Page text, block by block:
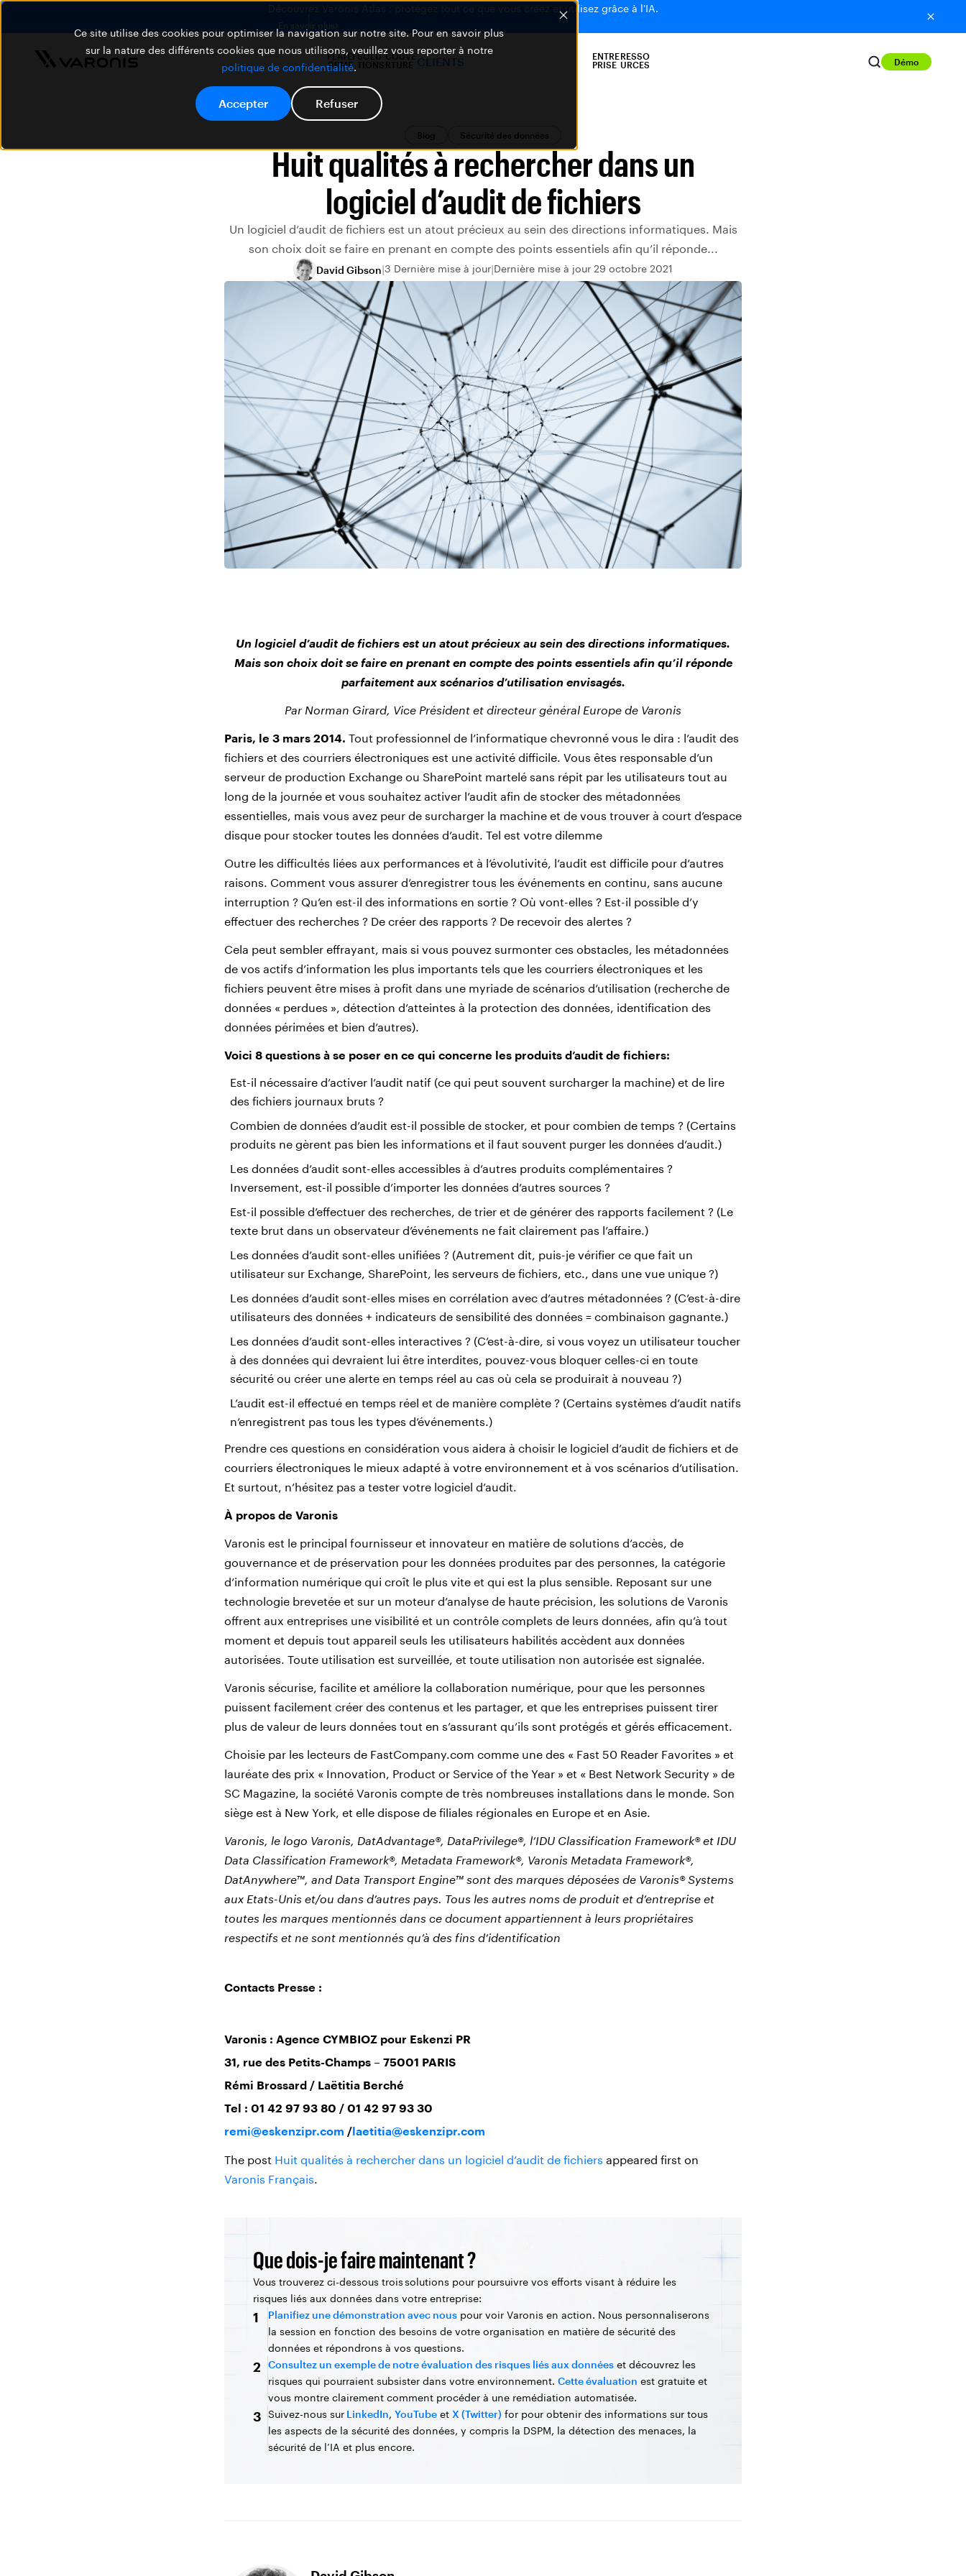
Ce site utilise des cookies pour optimiser la navigation sur notre site. Pour en savoir plus
sur la nature des différents cookies que nous utilisons, veuillez vous reporter à notre
politique de confidentialité.
Accepter Refuser
Découvrez Varonis Atlas : protégez tout ce que vous créez et utilisez grâce à l'IA.
En savoir plus
PLATEF
ORME
SOLU
TIONS
COUVE
RTURE CLIENTS
ENTRE
PRISE
RESSO
URCES
Démo
Blog Sécurité des données
Huit qualités à rechercher dans un
logiciel d’audit de fichiers
Un logiciel d’audit de fichiers est un atout précieux au sein des directions informatiques. Mais
son choix doit se faire en prenant en compte des points essentiels afin qu’il réponde...
David Gibson 3 Dernière mise à jour Dernière mise à jour 29 octobre 2021
Un logiciel d’audit de fichiers est un atout précieux au sein des directions informatiques.
Mais son choix doit se faire en prenant en compte des points essentiels afin qu’il réponde
parfaitement aux scénarios d’utilisation envisagés.
Par Norman Girard, Vice Président et directeur général Europe de Varonis
Paris, le 3 mars 2014. Tout professionnel de l’informatique chevronné vous le dira : l’audit des
fichiers et des courriers électroniques est une activité difficile. Vous êtes responsable d’un
serveur de production Exchange ou SharePoint martelé sans répit par les utilisateurs tout au
long de la journée et vous souhaitez activer l’audit afin de stocker des métadonnées
essentielles, mais vous avez peur de surcharger la machine et de vous trouver à court d’espace
disque pour stocker toutes les données d’audit. Tel est votre dilemme
Outre les difficultés liées aux performances et à l’évolutivité, l’audit est difficile pour d’autres
raisons. Comment vous assurer d’enregistrer tous les événements en continu, sans aucune
interruption ? Qu’en est-il des informations en sortie ? Où vont-elles ? Est-il possible d’y
effectuer des recherches ? De créer des rapports ? De recevoir des alertes ?
Cela peut sembler effrayant, mais si vous pouvez surmonter ces obstacles, les métadonnées
de vos actifs d’information les plus importants tels que les courriers électroniques et les
fichiers peuvent être mises à profit dans une myriade de scénarios d’utilisation (recherche de
données « perdues », détection d’atteintes à la protection des données, identification des
données périmées et bien d’autres).
Voici 8 questions à se poser en ce qui concerne les produits d’audit de fichiers:
Est-il nécessaire d’activer l’audit natif (ce qui peut souvent surcharger la machine) et de lire
des fichiers journaux bruts ?
Combien de données d’audit est-il possible de stocker, et pour combien de temps ? (Certains
produits ne gèrent pas bien les informations et il faut souvent purger les données d’audit.)
Les données d’audit sont-elles accessibles à d’autres produits complémentaires ?
Inversement, est-il possible d’importer les données d’autres sources ?
Est-il possible d’effectuer des recherches, de trier et de générer des rapports facilement ? (Le
texte brut dans un observateur d’événements ne fait clairement pas l’affaire.)
Les données d’audit sont-elles unifiées ? (Autrement dit, puis-je vérifier ce que fait un
utilisateur sur Exchange, SharePoint, les serveurs de fichiers, etc., dans une vue unique ?)
Les données d’audit sont-elles mises en corrélation avec d’autres métadonnées ? (C’est-à-dire
utilisateurs des données + indicateurs de sensibilité des données = combinaison gagnante.)
Les données d’audit sont-elles interactives ? (C’est-à-dire, si vous voyez un utilisateur toucher
à des données qui devraient lui être interdites, pouvez-vous bloquer celles-ci en toute
sécurité ou créer une alerte en temps réel au cas où cela se produirait à nouveau ?)
L’audit est-il effectué en temps réel et de manière complète ? (Certains systèmes d’audit natifs
n’enregistrent pas tous les types d’événements.)
Prendre ces questions en considération vous aidera à choisir le logiciel d’audit de fichiers et de
courriers électroniques le mieux adapté à votre environnement et à vos scénarios d’utilisation.
Et surtout, n’hésitez pas a tester votre logiciel d’audit.
À propos de Varonis
Varonis est le principal fournisseur et innovateur en matière de solutions d’accès, de
gouvernance et de préservation pour les données produites par des personnes, la catégorie
d’information numérique qui croît le plus vite et qui est la plus sensible. Reposant sur une
technologie brevetée et sur un moteur d’analyse de haute précision, les solutions de Varonis
offrent aux entreprises une visibilité et un contrôle complets de leurs données, afin qu’à tout
moment et depuis tout appareil seuls les utilisateurs habilités accèdent aux données
autorisées. Toute utilisation est surveillée, et toute utilisation non autorisée est signalée.
Varonis sécurise, facilite et améliore la collaboration numérique, pour que les personnes
puissent facilement créer des contenus et les partager, et que les entreprises puissent tirer
plus de valeur de leurs données tout en s’assurant qu’ils sont protégés et gérés efficacement.
Choisie par les lecteurs de FastCompany.com comme une des « Fast 50 Reader Favorites » et
lauréate des prix « Innovation, Product or Service of the Year » et « Best Network Security » de
SC Magazine, la société Varonis compte de très nombreuses installations dans le monde. Son
siège est à New York, et elle dispose de filiales régionales en Europe et en Asie.
Varonis, le logo Varonis, DatAdvantage®, DataPrivilege®, l’IDU Classification Framework® et IDU
Data Classification Framework®, Metadata Framework®, Varonis Metadata Framework®,
DatAnywhere™, and Data Transport Engine™ sont des marques déposées de Varonis® Systems
aux Etats-Unis et/ou dans d’autres pays. Tous les autres noms de produit et d’entreprise et
toutes les marques mentionnés dans ce document appartiennent à leurs propriétaires
respectifs et ne sont mentionnés qu’à des fins d’identification
Contacts Presse :
Varonis : Agence CYMBIOZ pour Eskenzi PR
31, rue des Petits-Champs – 75001 PARIS
Rémi Brossard / Laëtitia Berché
Tel : 01 42 97 93 80 / 01 42 97 93 30
remi@eskenzipr.com /laetitia@eskenzipr.com
The post Huit qualités à rechercher dans un logiciel d’audit de fichiers appeared first on
Varonis Français.
Que dois-je faire maintenant ?
Vous trouverez ci-dessous trois solutions pour poursuivre vos efforts visant à réduire les
risques liés aux données dans votre entreprise:
1 Planifiez une démonstration avec nous pour voir Varonis en action. Nous personnaliserons
la session en fonction des besoins de votre organisation en matière de sécurité des
données et répondrons à vos questions.
2 Consultez un exemple de notre évaluation des risques liés aux données et découvrez les
risques qui pourraient subsister dans votre environnement. Cette évaluation est gratuite et
vous montre clairement comment procéder à une remédiation automatisée.
3 Suivez-nous sur LinkedIn, YouTube et X (Twitter) for pour obtenir des informations sur tous
les aspects de la sécurité des données, y compris la DSPM, la détection des menaces, la
sécurité de l’IA et plus encore.